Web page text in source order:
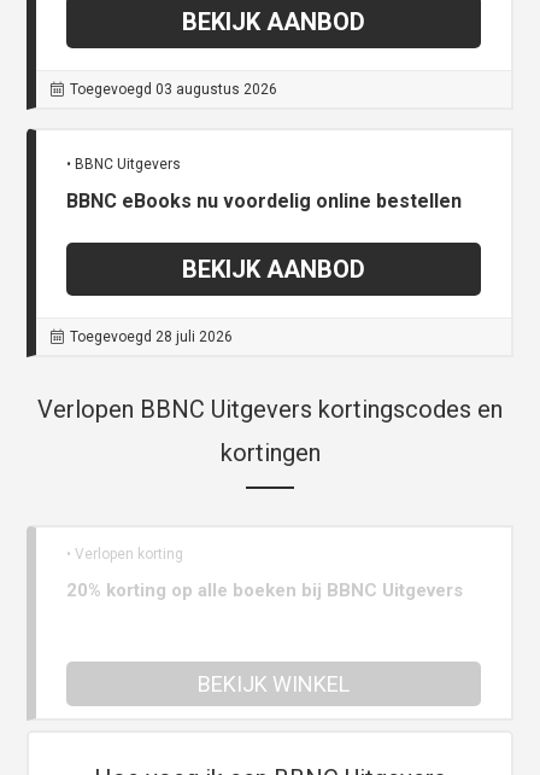
BEKIJK AANBOD
Toegevoegd 03 augustus 2026
• BBNC Uitgevers
BBNC eBooks nu voordelig online bestellen
BEKIJK AANBOD
Toegevoegd 28 juli 2026
Verlopen BBNC Uitgevers kortingscodes en
kortingen
• Verlopen korting
20% korting op alle boeken bij BBNC Uitgevers
BEKIJK WINKEL